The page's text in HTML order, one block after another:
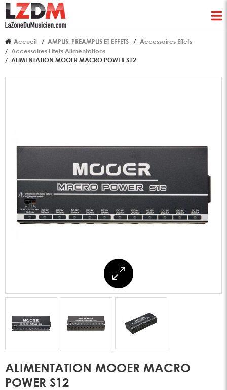
Accueil AMPLIS, PREAMPLIS ET EFFETS
Accessoires Effets
Accessoires Effets Alimentations
ALIMENTATION MOOER MACRO POWER S12
ALIMENTATION MOOER MACRO
POWER S12